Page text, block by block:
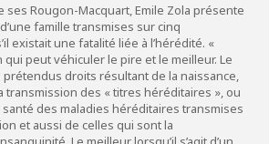
ses Rougon-Macquart, Emile Zola présente
famille transmises sur cinq
existait une fatalité liée à l’hérédité. «
peut véhiculer le pire et le meilleur. Le
prétendus droits résultant de la naissance,
transmission des « titres héréditaires », ou
des maladies héréditaires transmises
et aussi de celles qui sont la